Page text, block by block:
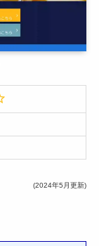
(2024年5月更新)